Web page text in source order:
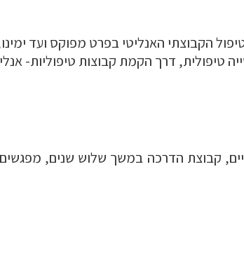
הקבוצתי האנליטי בפרט מפוקס ועד
טיפולית, דרך הקמת קבוצות טיפוליות-
לימוד: 8 סמסטרים, הכוללים 16 קורסים תיאורטיים, קבוצת הדרכה במשך